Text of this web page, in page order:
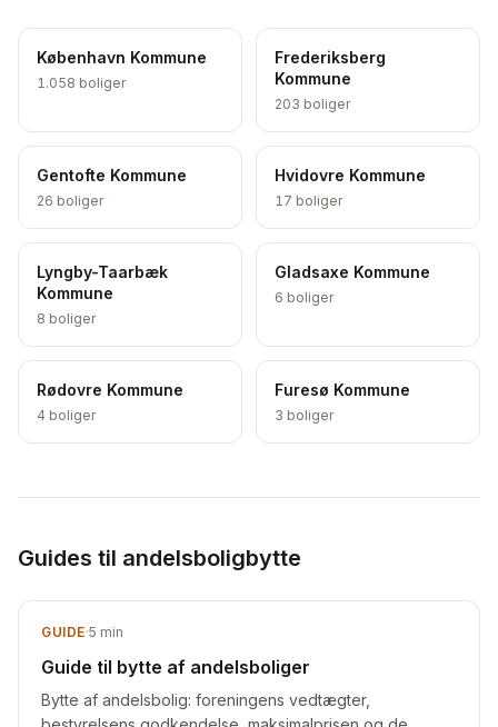
København Kommune
1.058 boliger
Frederiksberg
Kommune
203 boliger
Gentofte Kommune
26 boliger
Hvidovre Kommune
17 boliger
Lyngby-Taarbæk
Kommune
8 boliger
Gladsaxe Kommune
6 boliger
Rødovre Kommune
4 boliger
Furesø Kommune
3 boliger
Guides til andelsboligbytte
GUIDE·5 min
Guide til bytte af andelsboliger
Bytte af andelsbolig: foreningens vedtægter,